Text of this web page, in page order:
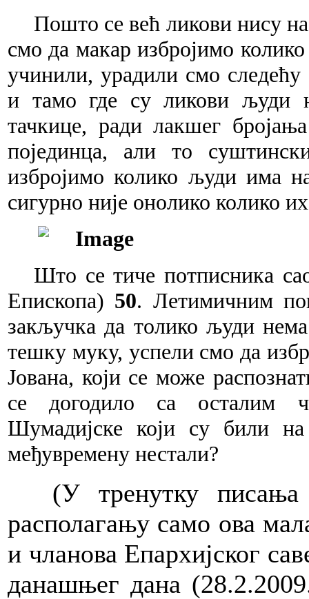
Пошто се већ ликови нису
смо да макар избројимо
учинили, урадили смо
и тамо где су ликови људи
тачкице, ради лакшег
појединца, али то
избројимо колико људи има
сигурно није онолико колико
Што се тиче потписника
Епископа) 50. Летимичним
закључка да толико људи
тешку муку, успели смо да
Јована, који се може
се догодило са осталим
Шумадијске који су били
међувремену нестали?
(У тренутку
располагању само ова
и чланова Епархијског
данашњег дана